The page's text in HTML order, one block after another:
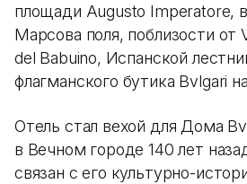
площади Augusto Imperatore,
Марсова поля, поблизости от
del Babuino, Испанской
флагманского бутика Bvlgari
Отель стал вехой для Дома
в Вечном городе 140 лет
связан с его культурно-